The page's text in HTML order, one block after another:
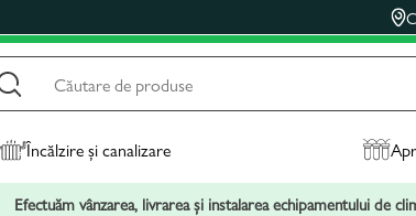
Încălzire și canalizare
Efectuăm vânzarea, livrarea și instalarea echipamentului de